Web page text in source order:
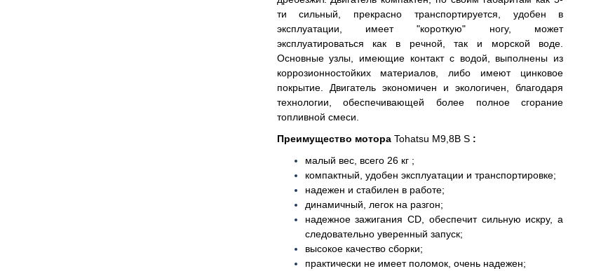
ти сильный, прекрасно транспортируется, удобен в
эксплуатации, имеет "короткую" ногу, может
эксплуатироваться как в речной, так и морской воде.
Основные узлы, имеющие контакт с водой, выполнены из
коррозионностойких материалов, либо имеют цинковое
покрытие. Двигатель экономичен и экологичен, благодаря
технологии, обеспечивающей более полное сгорание
топливной смеси.
Преимущество мотора Tohatsu М9,8B S:
малый вес, всего 26 кг ;
компактный, удобен эксплуатации и транспортировке;
надежен и стабилен в работе;
динамичный, легок на разгон;
надежное зажигания CD, обеспечит сильную искру, а
следовательно уверенный запуск;
высокое качество сборки;
практически не имеет поломок, очень надежен;